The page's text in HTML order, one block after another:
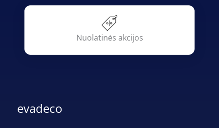
Nuolatinės akcijos
evadeco